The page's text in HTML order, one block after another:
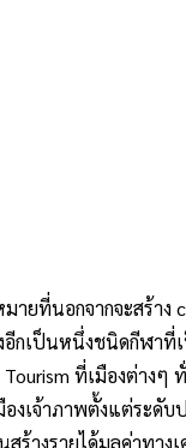
ยที่นอกจากจะสร้าง
อีกเป็นหนึ่งชนิดกีฬาที่
ที่เมืองต่างๆ
องเจ้าภาพตั้งแต่ระดับ
ร้างรายได้มูลค่าทางเ